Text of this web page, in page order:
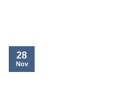
28
Nov